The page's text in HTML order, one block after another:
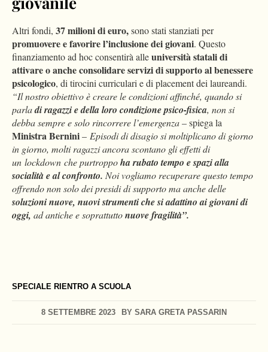
SPECIALE RIENTRO A SCUOLA
8 SETTEMBRE 2023 BY SARA GRETA PASSARIN
Altri fondi, 37 milioni di euro,sono stati stanziati per
promuovere e favorire l’inclusione dei giovani. Questo
finanziamento ad hoc consentirà alleuniversità statali di
attivare o anche consolidare servizi di supporto al benessere
psicologico, di tirocini curriculari e di placement dei laureandi.
“Il nostro obiettivo è creare le condizioni affinché, quando si
parladi ragazzi e della loro condizione psico-fisica, non si
debba sempre e solo rincorrere l’emergenza– spiega la
Ministra Bernini– Episodi di disagio si moltiplicano di giorno
in giorno, molti ragazzi ancora scontano gli effetti di
un lockdown che purtroppoha rubato tempo e spazi alla
socialità e al confronto. Noi vogliamo recuperare questo tempo
offrendo non solo dei presidi di supporto ma anche delle
soluzioni nuove, nuovi strumenti che si adattino ai giovani di
oggi, ad antiche e soprattuttonuove fragilità”.